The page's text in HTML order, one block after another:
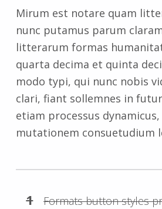
Mirum est notare quam
nunc putamus parum
litterarum formas
quarta decima et quinta
modo typi, qui nunc nobis
clari, fiant sollemnes in
etiam processus
mutationem consuetudium
Formats button styles